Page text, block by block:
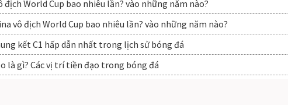
địch World Cup bao nhiêu lần? vào những năm nào?
vô địch World Cup bao nhiêu lần? vào những năm nào?
kết C1 hấp dẫn nhất trong lịch sử bóng đá
là gì? Các vị trí tiền đạo trong bóng đá